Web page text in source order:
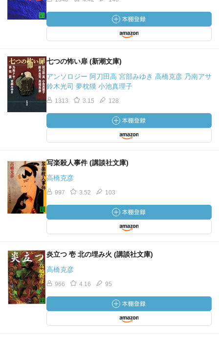
七つの怖い扉 (新潮文庫)
アンソロジー 阿刀田高 宮部みゆき 高橋克彦 乃南アサ
鈴木光司 夢枕獏 小池真理子
1313 3.15 128
写楽殺人事件 (講談社文庫)
高橋克彦
997 3.52 103
炎立つ 壱 北の埋み火 (講談社文庫)
高橋克彦
966 4.16 95